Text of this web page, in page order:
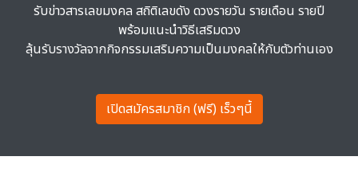
รับข่าวสารเลขมงคล สถิติเลขดัง ดวงรายวัน รายเดือน รายปี
พร้อมแนะนำวิธีเสริมดวง
ลุ้นรับรางวัลจากกิจกรรมเสริมความเป็นมงคลให้กับตัวท่านเอง
เปิดสมัครสมาชิก (ฟรี) เร็วๆนี้